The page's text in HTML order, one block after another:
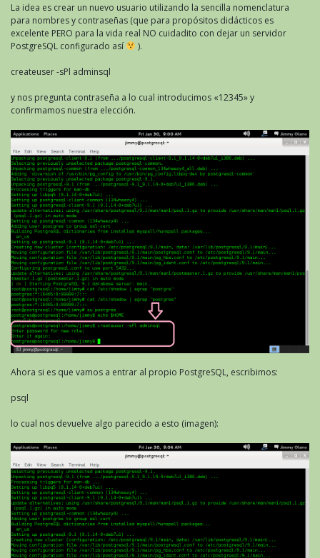
La idea es crear un nuevo usuario utilizando la sencilla nomenclatura
para nombres y contraseñas (que para propósitos didácticos es
excelente PERO para la vida real NO cuidadito con dejar un servidor
PostgreSQL configurado así
).
createuser -sPl adminsql
y nos pregunta contraseña a lo cual introducimos «12345» y
confirmamos nuestra elección.
Ahora si es que vamos a entrar al propio PostgreSQL, escribimos:
psql
lo cual nos devuelve algo parecido a esto (imagen):